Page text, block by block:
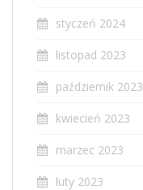
styczeń 2024
listopad 2023
październik 2023
kwiecień 2023
marzec 2023
luty 2023